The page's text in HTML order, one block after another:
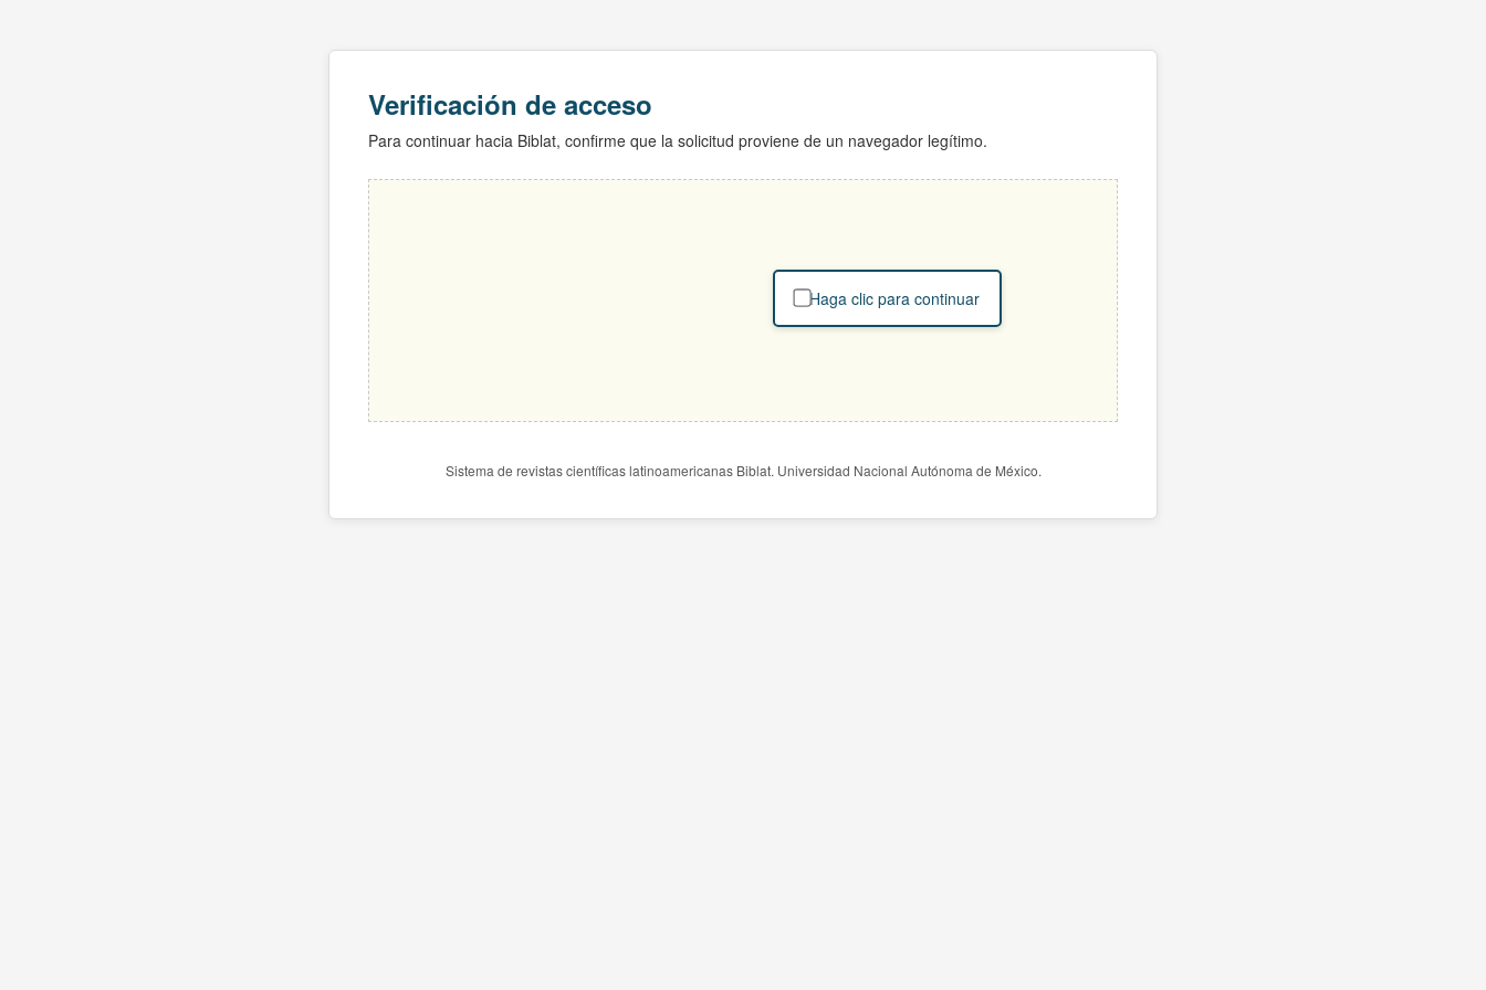
Verificación de acceso
Para continuar hacia Biblat, confirme que la solicitud proviene de un navegador legítimo.
Haga clic para continuar
Sistema de revistas científicas latinoamericanas Biblat. Universidad Nacional Autónoma de México.